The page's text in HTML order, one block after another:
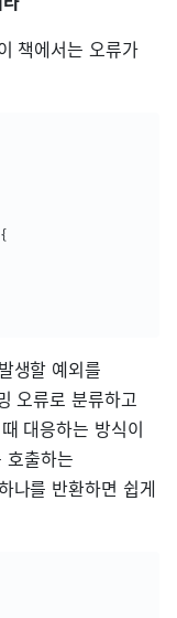
책에서는 오류가
{
생할 예외를
오류로 분류하고
대응하는 방식이
호출하는
나를 반환하면 쉽게